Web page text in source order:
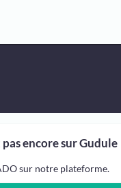
encore sur Gudule
sur notre plateforme.